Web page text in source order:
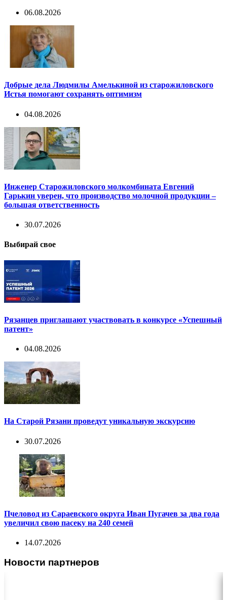
06.08.2026
Добрые дела Людмилы Амелькиной из старожиловского
Истья помогают сохранять оптимизм
04.08.2026
Инженер Старожиловского молкомбината Евгений
Гарькин уверен, что производство молочной продукции –
большая ответственность
30.07.2026
Выбирай свое
Рязанцев приглашают участвовать в конкурсе «Успешный
патент»
04.08.2026
На Старой Рязани проведут уникальную экскурсию
30.07.2026
Пчеловод из Сараевского округа Иван Пугачев за два года
увеличил свою пасеку на 240 семей
14.07.2026
Новости партнеров